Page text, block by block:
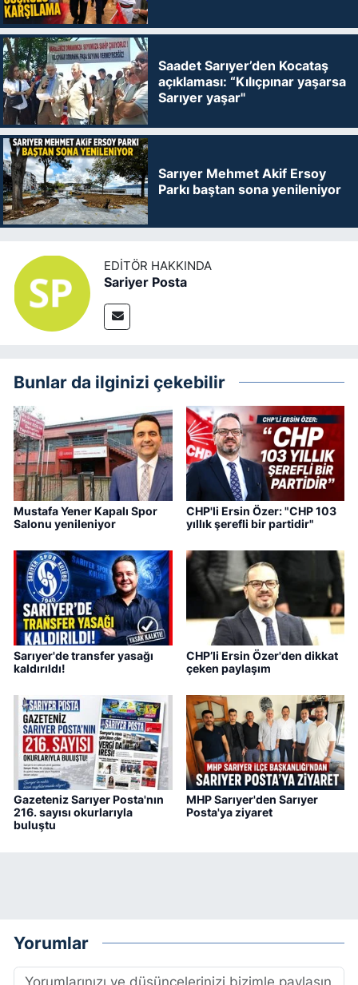
Saadet Sarıyer’den Kocataş
açıklaması: “Kılıçpınar yaşarsa
Sarıyer yaşar"
Sarıyer Mehmet Akif Ersoy
Parkı baştan sona yenileniyor
EDITÖR HAKKINDA
Sariyer Posta
Bunlar da ilginizi çekebilir
Mustafa Yener Kapalı Spor
Salonu yenileniyor
CHP'li Ersin Özer: "CHP 103
yıllık şerefli bir partidir"
Sarıyer'de transfer yasağı
kaldırıldı!
CHP’li Ersin Özer'den dikkat
çeken paylaşım
Gazeteniz Sarıyer Posta'nın
216. sayısı okurlarıyla
buluştu
MHP Sarıyer'den Sarıyer
Posta'ya ziyaret
Yorumlar